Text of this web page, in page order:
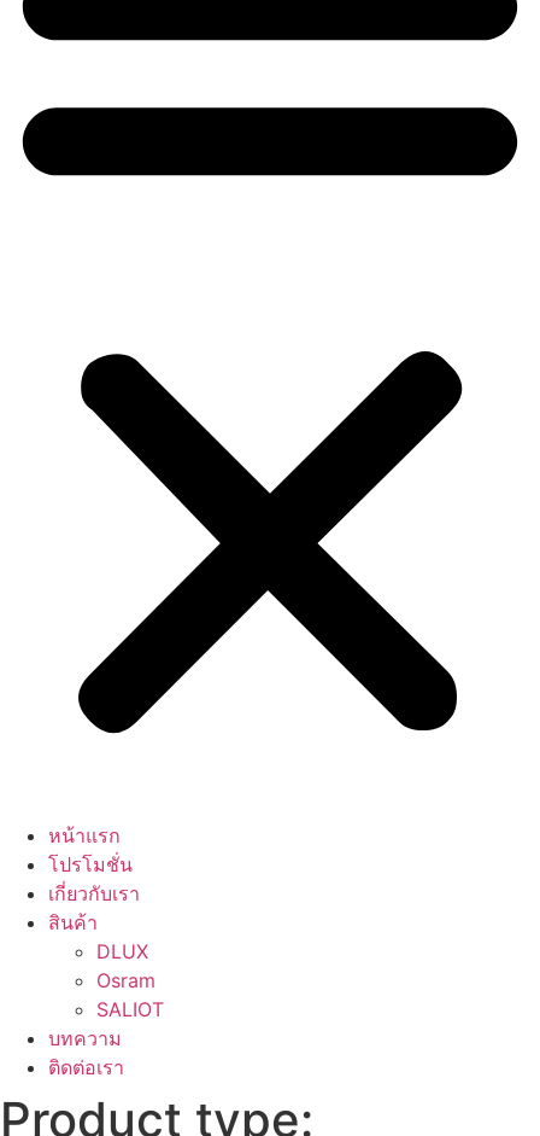
หน้าแรก
โปรโมชั่น
เกี่ยวกับเรา
สินค้า
DLUX
Osram
SALIOT
บทความ
ติดต่อเรา
Product type: